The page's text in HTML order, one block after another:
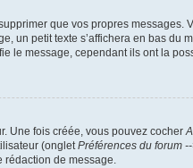
que vos propres
un petit texte s’affichera en bas du
le message, cependant ils ont la
Une fois créée, vous pouvez cocher
(onglet Préférences du forum
de message.